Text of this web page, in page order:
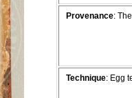
Provenance:
Technique: Egg